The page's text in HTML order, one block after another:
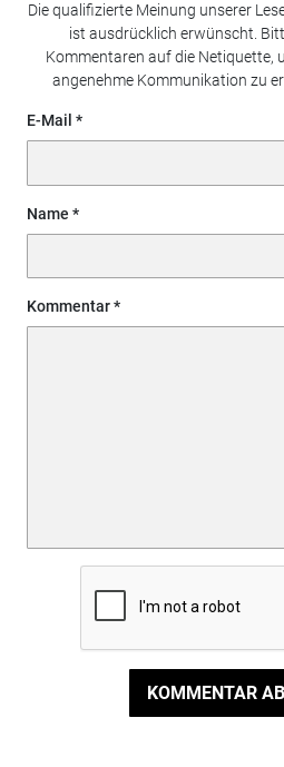
Die qualifizierte Meinung unserer
ist ausdrücklich erwünscht.
Kommentaren auf die Netiquette,
angenehme Kommunikation zu
E-Mail
Name
Kommentar
KOMMENTAR